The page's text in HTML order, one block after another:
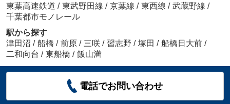
東葉高速鉄道 / 東武野田線 / 京葉線 / 東西線 / 武蔵野線 /
千葉都市モノレール
駅から探す
津田沼 / 船橋 / 前原 / 三咲 / 習志野 / 塚田 / 船橋日大前 /
二和向台 / 東船橋 / 飯山満
電話でお問い合わせ